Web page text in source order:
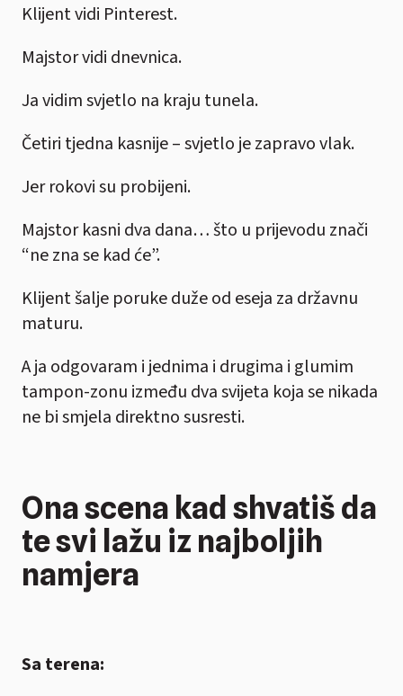
Klijent vidi Pinterest.
Majstor vidi dnevnica.
Ja vidim svjetlo na kraju tunela.
Četiri tjedna kasnije – svjetlo je zapravo vlak.
Jer rokovi su probijeni.
Majstor kasni dva dana… što u prijevodu znači
“ne zna se kad će”.
Klijent šalje poruke duže od eseja za državnu
maturu.
A ja odgovaram i jednima i drugima i glumim
tampon-zonu između dva svijeta koja se nikada
ne bi smjela direktno susresti.
Ona scena kad shvatiš da
te svi lažu iz najboljih
namjera
Sa terena: